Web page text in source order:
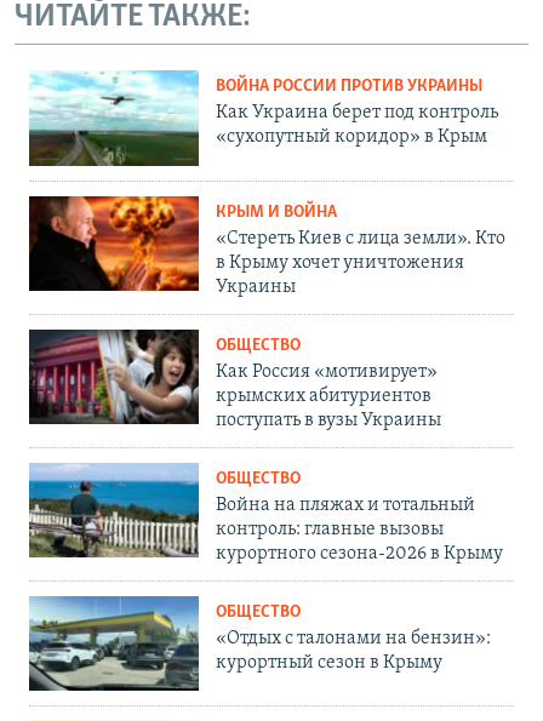
ЧИТАЙТЕ ТАКЖЕ:
ВОЙНА РОССИИ ПРОТИВ УКРАИНЫ
Как Украина берет под контроль
«сухопутный коридор» в Крым
КРЫМ И ВОЙНА
«Стереть Киев с лица земли». Кто
в Крыму хочет уничтожения
Украины
ОБЩЕСТВО
Как Россия «мотивирует»
крымских абитуриентов
поступать в вузы Украины
ОБЩЕСТВО
Война на пляжах и тотальный
контроль: главные вызовы
курортного сезона-2026 в Крыму
ОБЩЕСТВО
«Отдых с талонами на бензин»:
курортный сезон в Крыму